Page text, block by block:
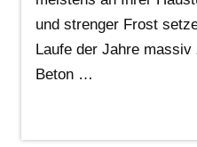
und strenger Frost
Laufe der Jahre
Beton …